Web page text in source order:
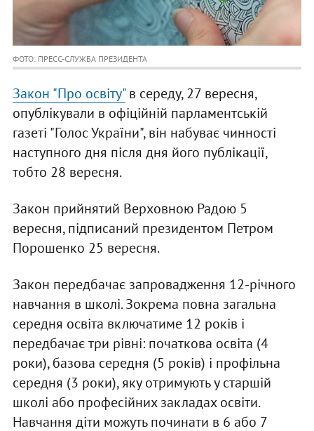
ФОТО: ПРЕСС-СЛУЖБА ПРЕЗИДЕНТА
Закон "Про освіту"в середу, 27 вересня,
опублікували в офіційній парламентській
газеті "Голос України", він набуває чинності
наступного дня після дня його публікації,
тобто 28 вересня.
Закон прийнятий Верховною Радою 5
вересня, підписаний президентом Петром
Порошенко 25 вересня.
Закон передбачає запровадження 12-річного
навчання в школі. Зокрема повна загальна
середня освіта включатиме 12 років і
передбачає три рівні: початкова освіта (4
роки), базова середня (5 років) і профільна
середня (3 роки), яку отримують у старшій
школі або професійних закладах освіти.
Навчання діти можуть починати в 6 або 7